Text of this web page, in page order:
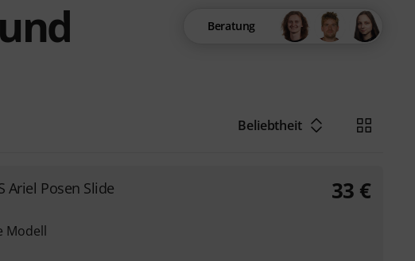
Beratung
Beliebtheit
Ariel Posen Slide
Modell
33 €